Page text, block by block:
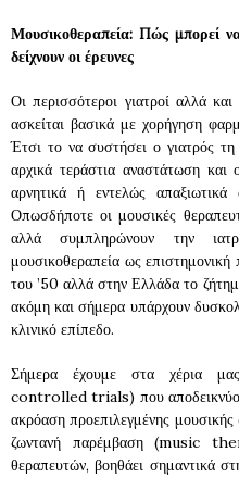
Μουσικοθεραπεία: Πώς μπορεί
δείχνουν οι έρευνες
Οι περισσότεροι γιατροί αλλά
ασκείται βασικά με χορήγηση
Έτσι το να συστήσει ο γιατρός
αρχικά τεράστια αναστάτωση και
αρνητικά ή εντελώς
Οπωσδήποτε οι μουσικές
αλλά συμπληρώνουν την
μουσικοθεραπεία ως επιστημονική
του ’50 αλλά στην Ελλάδα το
ακόμη και σήμερα υπάρχουν
κλινικό επίπεδο.
Σήμερα έχουμε στα χέρια
controlled trials) που
ακρόαση προεπιλεγμένης
ζωντανή παρέμβαση (music
θεραπευτών, βοηθάει σημαντικά